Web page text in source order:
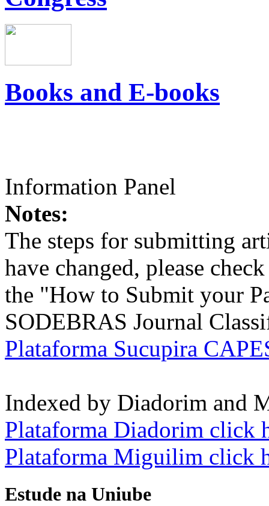
Books and E-books
Information Panel
Notes:
The steps for submitting
have changed, please
the "How to Submit your
SODEBRAS Journal
Plataforma Sucupira
Indexed by Diadorim and
Plataforma Diadorim click
Plataforma Miguilim click
Estude na Uniube